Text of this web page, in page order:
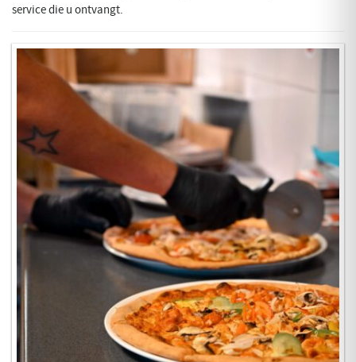
service die u ontvangt.